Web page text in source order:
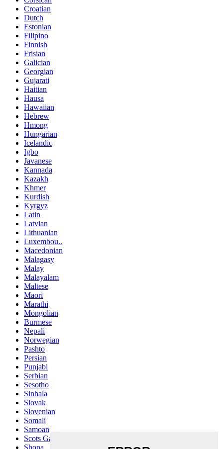
Croatian
Dutch
Estonian
Filipino
Finnish
Frisian
Galician
Georgian
Gujarati
Haitian
Hausa
Hawaiian
Hebrew
Hmong
Hungarian
Icelandic
Igbo
Javanese
Kannada
Kazakh
Khmer
Kurdish
Kyrgyz
Latin
Latvian
Lithuanian
Luxembou..
Macedonian
Malagasy
Malay
Malayalam
Maltese
Maori
Marathi
Mongolian
Burmese
Nepali
Norwegian
Pashto
Persian
Punjabi
Serbian
Sesotho
Sinhala
Slovak
Slovenian
Somali
Samoan
Scots Gaelic